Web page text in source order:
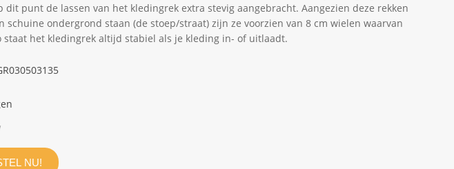
dit punt de lassen van het kledingrek extra stevig aangebracht. Aangezien deze rekken
schuine ondergrond staan (de stoep/straat) zijn ze voorzien van 8 cm wielen waarvan
staat het kledingrek altijd stabiel als je kleding in- of uitlaadt.
NU!